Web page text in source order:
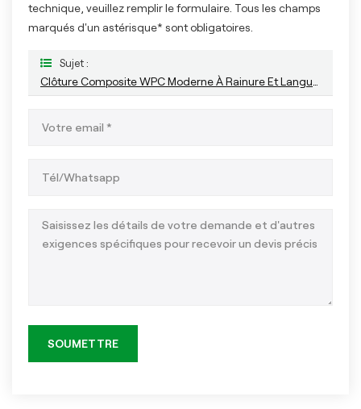
technique, veuillez remplir le formulaire. Tous les champs
marqués d'un astérisque* sont obligatoires.
Sujet :
SOUMETTRE